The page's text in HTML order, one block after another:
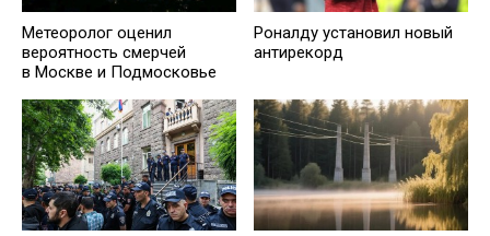
Метеоролог оценил
вероятность смерчей
в Москве и Подмосковье
Роналду установил новый
антирекорд